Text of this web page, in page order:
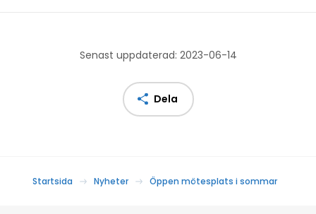
Senast uppdaterad: 2023-06-14
Dela
Startsida Nyheter Öppen mötesplats i sommar